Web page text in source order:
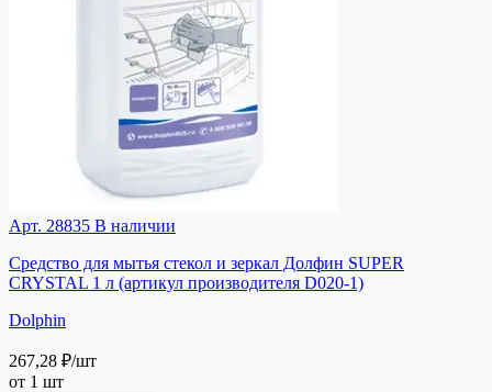
Арт. 28835 В наличии
Средство для мытья стекол и зеркал Долфин SUPER
CRYSTAL 1 л (артикул производителя D020-1)
Dolphin
267,28 ₽/шт
от 1 шт